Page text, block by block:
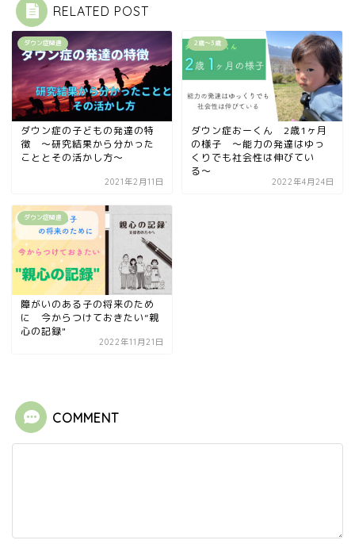
RELATED POST
ダウン症関連
ダウン症の子どもの発達の特
徴 〜研究結果から分かった
こととその活かし方〜
2021年2月11日
2歳〜3歳
ダウン症おーくん 2歳1ヶ月
の様子 〜能力の発達はゆっ
くりでも社会性は伸びてい
る〜
2022年4月24日
ダウン症関連
障がいのある子の将来のため
に 今からつけておきたい”親
心の記録"
2022年11月21日
COMMENT